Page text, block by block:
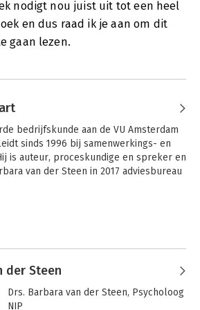
nodigt nou juist uit tot een heel
en dus raad ik je aan om dit
gaan lezen.
bedrijfskunde aan de VU Amsterdam
sinds 1996 bij samenwerkings- en
is auteur, proceskundige en spreker en
van der Steen in 2017 adviesbureau
‘The School of Life, heldere ideeën
der Steen
Drs. Barbara van der Steen, Psycholoog
NIP